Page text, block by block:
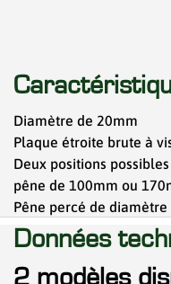
Diamètre de 20mm
Plaque étroite brute à
Deux positions
pêne de 100mm ou
Pêne percé de
Données
2 modèles